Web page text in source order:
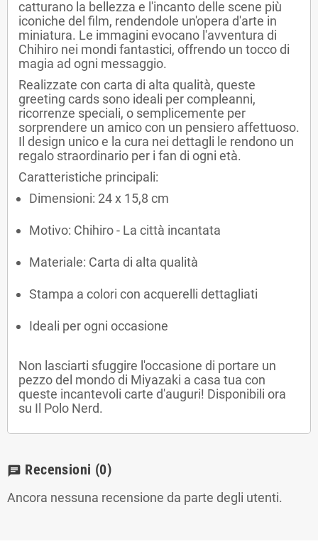
catturano la bellezza e l'incanto delle scene più
iconiche del film, rendendole un'opera d'arte in
miniatura. Le immagini evocano l'avventura di
Chihiro nei mondi fantastici, offrendo un tocco di
magia ad ogni messaggio.
Realizzate con carta di alta qualità, queste
greeting cards sono ideali per compleanni,
ricorrenze speciali, o semplicemente per
sorprendere un amico con un pensiero affettuoso.
Il design unico e la cura nei dettagli le rendono un
regalo straordinario per i fan di ogni età.
Caratteristiche principali:
Dimensioni: 24 x 15,8 cm
Motivo: Chihiro - La città incantata
Materiale: Carta di alta qualità
Stampa a colori con acquerelli dettagliati
Ideali per ogni occasione
Non lasciarti sfuggire l'occasione di portare un
pezzo del mondo di Miyazaki a casa tua con
queste incantevoli carte d'auguri! Disponibili ora
su Il Polo Nerd.
chat Recensioni (0)
Ancora nessuna recensione da parte degli utenti.